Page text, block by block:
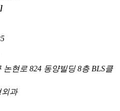
논현로 824 동양빌딩 8층 BLS클
외과